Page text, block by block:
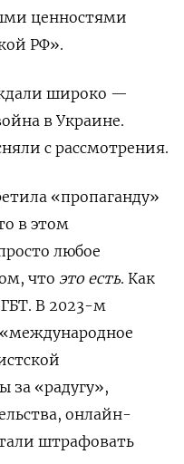
ценностями
РФ».
широко —
в Украине.
с рассмотрения.
«пропаганду»
в этом
любое
что это есть. Как
В 2023-м
за «радугу»,
онлайн-
штрафовать